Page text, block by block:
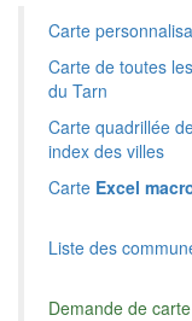
Carte
Carte de toutes
du Tarn
Carte quadrillée
index des villes
Carte Excel
Liste des
Demande de